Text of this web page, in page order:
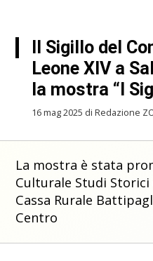
Il Sigillo del
Leone XIV a
la mostra “I
16 mag 2025 di Redazione
La mostra è stata
Culturale Studi Storici
Cassa Rurale
Centro